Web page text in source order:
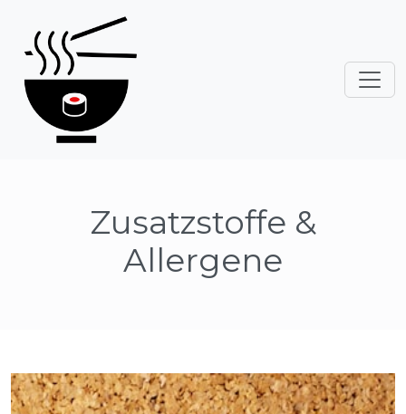
Zusatzstoffe &
Allergene